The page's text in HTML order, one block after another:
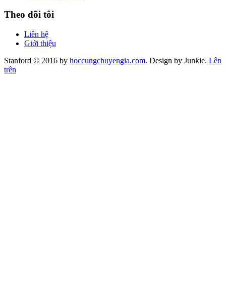
Theo dõi tôi
Liên hệ
Giới thiệu
Stanford © 2016 by hoccungchuyengia.com. Design by Junkie. Lên
trên